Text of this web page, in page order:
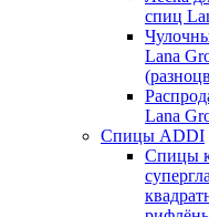
спиц
Lana
Lana
Спицы ADDI
Спицы